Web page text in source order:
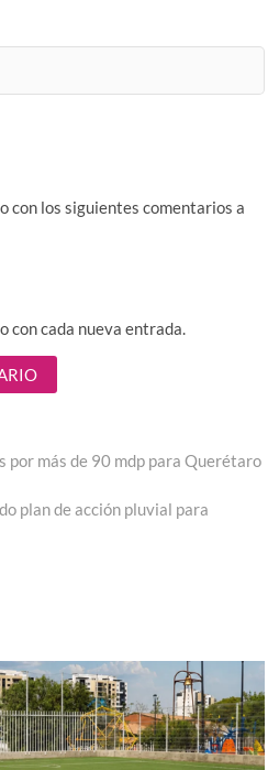
con los siguientes comentarios a
con cada nueva entrada.
por más de 90 mdp para Querétaro
plan de acción pluvial para